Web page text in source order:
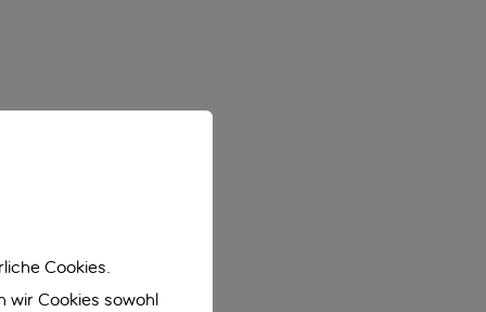
Cookies.
wir Cookies sowohl